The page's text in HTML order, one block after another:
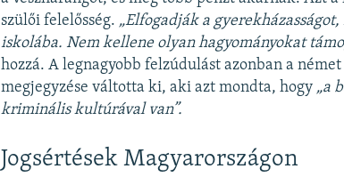
szülői felelősség. „Elfogadják a
iskolába. Nem kellene olyan hagyományokat
hozzá. A legnagyobb felzúdulást azonban a
megjegyzése váltotta ki, aki azt mondta, hogy „a
kriminális kultúrával van”.
Jogsértések Magyarországon